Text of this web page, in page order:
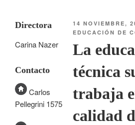
14 NOVIEMBRE,
EDUCACIÓN DE
La
técnica
trabaja
calidad
Directora
Carina Nazer
Contacto
Carlos
Pellegrini 1575